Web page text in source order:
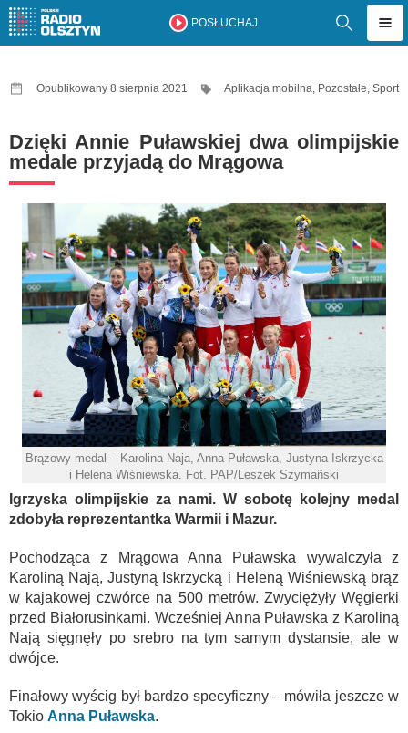
POSŁUCHAJ
Opublikowany 8 sierpnia 2021 Aplikacja mobilna, Pozostałe, Sport
Dzięki Annie Puławskiej dwa olimpijskie
medale przyjadą do Mrągowa
Brązowy medal – Karolina Naja, Anna Puławska, Justyna Iskrzycka
i Helena Wiśniewska. Fot. PAP/Leszek Szymañski
Igrzyska olimpijskie za nami. W sobotę kolejny medal
zdobyła reprezentantka Warmii i Mazur.
Pochodząca z Mrągowa Anna Puławska wywalczyła z
Karoliną Nają, Justyną Iskrzycką i Heleną Wiśniewską brąz
w kajakowej czwórce na 500 metrów. Zwyciężyły Węgierki
przed Białorusinkami. Wcześniej Anna Puławska z Karoliną
Nają sięgnęły po srebro na tym samym dystansie, ale w
dwójce.
Finałowy wyścig był bardzo specyficzny – mówiła jeszcze w
Tokio Anna Puławska.